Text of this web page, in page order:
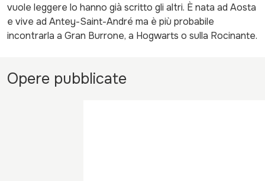
vuole leggere lo hanno già scritto gli altri. È nata ad Aosta
e vive ad Antey-Saint-André ma è più probabile
incontrarla a Gran Burrone, a Hogwarts o sulla Rocinante.
Opere pubblicate